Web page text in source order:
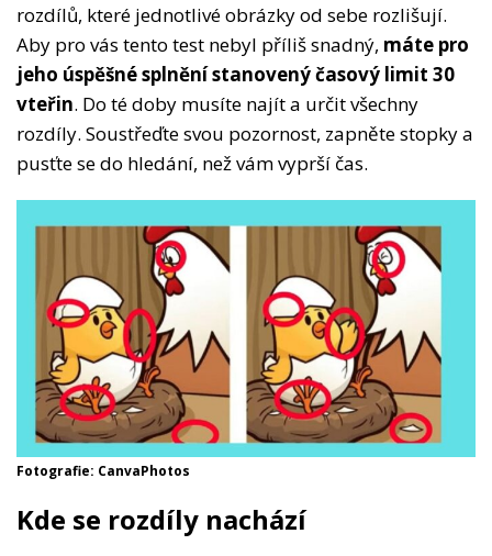
rozdílů, které jednotlivé obrázky od sebe rozlišují.
Aby pro vás tento test nebyl příliš snadný, máte pro
jeho úspěšné splnění stanovený časový limit 30
vteřin. Do té doby musíte najít a určit všechny
rozdíly. Soustřeďte svou pozornost, zapněte stopky a
pusťte se do hledání, než vám vyprší čas.
Fotografie: CanvaPhotos
Kde se rozdíly nachází